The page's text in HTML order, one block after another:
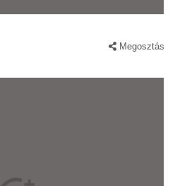
Megosztás